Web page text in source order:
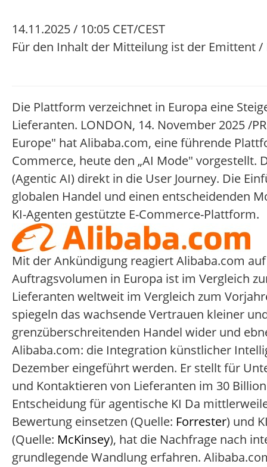
14.11.2025 / 10:05 CET/CEST
Für den Inhalt der Mitteilung ist der Emittent
Die Plattform verzeichnet in Europa eine
Lieferanten. LONDON, 14. November 2025 /
Europe" hat Alibaba.com, eine führende
Commerce, heute den „AI Mode" vorgestellt.
(Agentic AI) direkt in die User Journey. Die
globalen Handel und einen entscheidenden
KI-Agenten gestützte E-Commerce-Plattform.
Mit der Ankündigung reagiert Alibaba.com
Auftragsvolumen in Europa ist im Vergleich
Lieferanten weltweit im Vergleich zum
spiegeln das wachsende Vertrauen kleiner
grenzüberschreitenden Handel wider und
Alibaba.com: die Integration künstlicher
Dezember eingeführt werden. Er stellt für
und Kontaktieren von Lieferanten im 30
Entscheidung für agentische KI Da
Bewertung einsetzen (Quelle: Forrester) und
(Quelle: McKinsey), hat die Nachfrage nach
grundlegende Wandlung erfahren.